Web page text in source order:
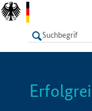
LISTE